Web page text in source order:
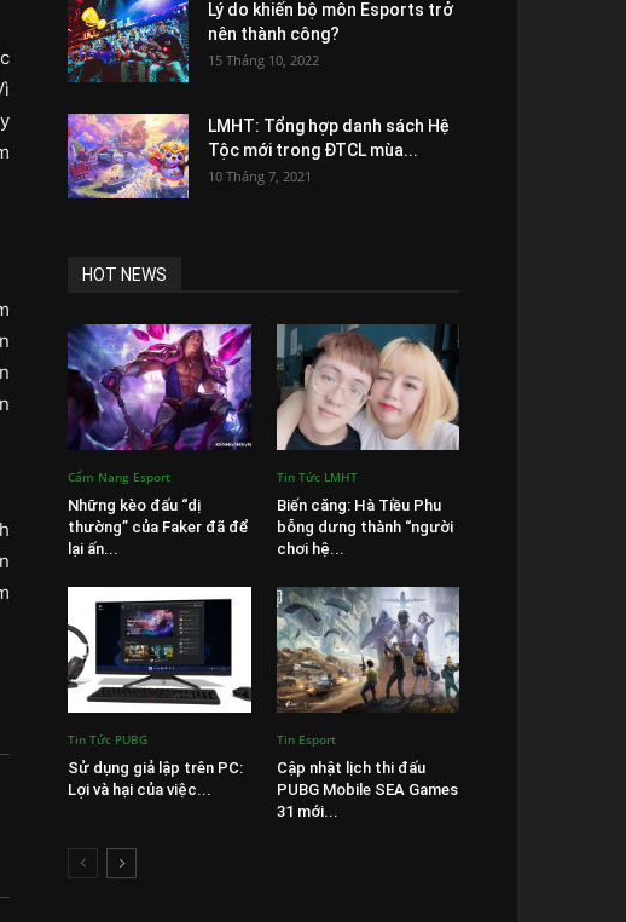
Lý do khiến bộ môn Esports trở
nên thành công?
15 Tháng 10, 2022
LMHT: Tổng hợp danh sách Hệ
Tộc mới trong ĐTCL mùa...
10 Tháng 7, 2021
HOT NEWS
Cẩm Nang Esport
Những kèo đấu “dị
thường” của Faker đã để
lại ấn...
Tin Tức LMHT
Biến căng: Hà Tiều Phu
bỗng dưng thành “người
chơi hệ...
Tin Tức PUBG
Sử dụng giả lập trên PC:
Lợi và hại của việc...
Tin Esport
Cập nhật lịch thi đấu
PUBG Mobile SEA Games
31 mới...